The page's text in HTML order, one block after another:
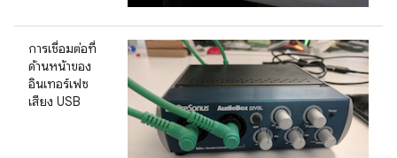
การเชื่อมต่อที่
ด้านหน้าของ
อินเทอร์เฟซ
เสียง USB